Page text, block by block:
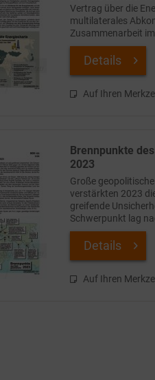
Vertrag über die
multilaterales
Zusammenarbeit
trat im April 1998 in
gehörten ihm rund
Details
Auf Ihren
Brennpunkte
2023
Große
verstärkten 2023
greifende
Schwerpunkt lag
Krieg, den Russland
gegen die Ukraine
Details
Auf Ihren